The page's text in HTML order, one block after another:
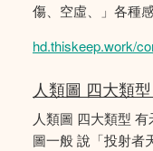
傷、空虛、」各種
hd.thiskeep.work/
人類圖 四大類
人類圖 四大類型
圖一般 說「投射者